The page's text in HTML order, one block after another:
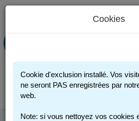
PORTAILCookies
Cookie d'exclusion installé. Vos
ne seront PAS enregistrées par
web.
Note: si vous nettoyez vos cookies